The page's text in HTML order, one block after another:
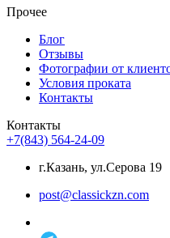
Прочее
Блог
Отзывы
Фотографии от
Условия проката
Контакты
Контакты
+7(843) 564-24-09
г.Казань, ул.Серова 19
post@classickzn.com